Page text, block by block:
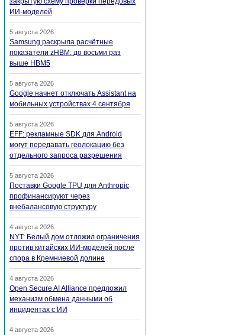
ИИ-моделей
5 августа 2026
Samsung раскрыла расчётные
показатели zHBM: до восьми раз
выше HBM5
5 августа 2026
Google начнет отключать Assistant на
мобильных устройствах 4 сентября
5 августа 2026
EFF: рекламные SDK для Android
могут передавать геолокацию без
отдельного запроса разрешения
5 августа 2026
Поставки Google TPU для Anthropic
профинансируют через
внебалансовую структуру
4 августа 2026
NYT: Белый дом отложил ограничения
против китайских ИИ-моделей после
спора в Кремниевой долине
4 августа 2026
Open Secure AI Alliance предложил
механизм обмена данными об
инцидентах с ИИ
4 августа 2026